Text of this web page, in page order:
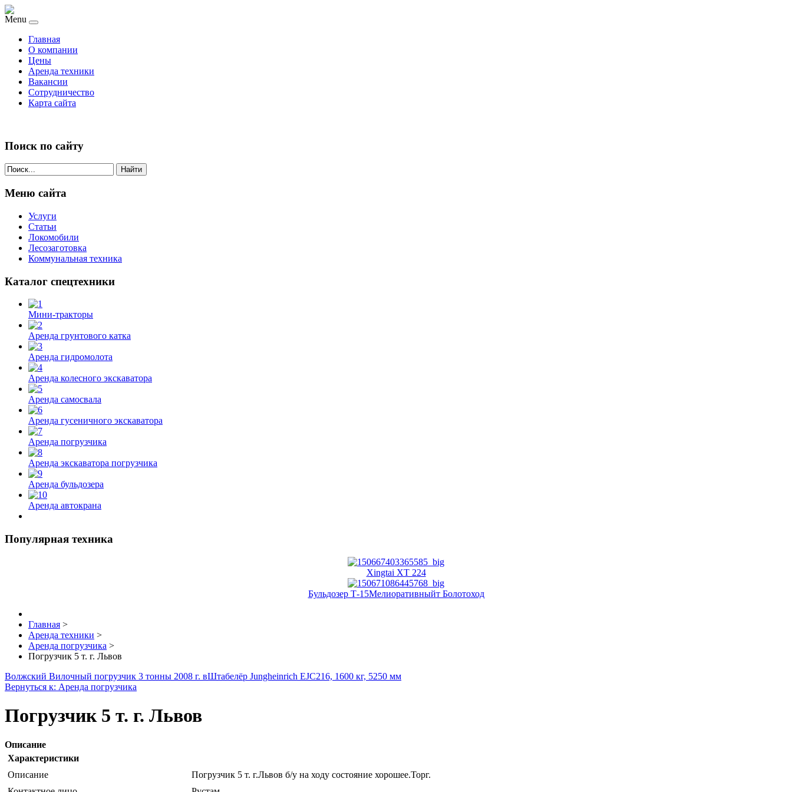
Menu
Главная
О компании
Цены
Аренда техники
Вакансии
Сотрудничество
Карта сайта
Поиск по сайту
Найти
Меню сайта
Услуги
Статьи
Локомобили
Лесозаготовка
Коммунальная техника
Каталог спецтехники
Мини-тракторы
Аренда грунтового катка
Аренда гидромолота
Аренда колесного экскаватора
Аренда самосвала
Аренда гусеничного экскаватора
Аренда погрузчика
Аренда экскаватора погрузчика
Аренда бульдозера
Аренда автокрана
Популярная техника
Xingtai XT 224
Бульдозер Т-15Мелиоративныйт Болотоход
Главная >
Аренда техники >
Аренда погрузчика >
Погрузчик 5 т. г. Львов
Волжский Вилочный погрузчик 3 тонны 2008 г. вШтабелёр Jungheinrich EJC216, 1600 кг, 5250 мм
Вернуться к: Аренда погрузчика
Погрузчик 5 т. г. Львов
Описание
Характеристики
Описание
Погрузчик 5 т. г.Львов б/у на ходу состояние хорошее.Торг.